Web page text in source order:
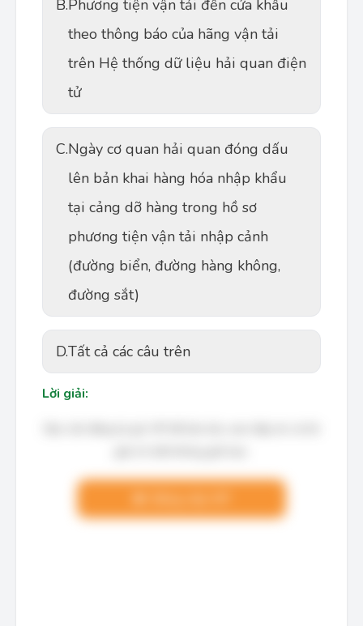
B.Phương tiện vận tải đến cửa khẩu
theo thông báo của hãng vận tải
trên Hệ thống dữ liệu hải quan điện
tử
C.Ngày cơ quan hải quan đóng dấu
lên bản khai hàng hóa nhập khẩu
tại cảng dỡ hàng trong hồ sơ
phương tiện vận tải nhập cảnh
(đường biển, đường hàng không,
đường sắt)
D.Tất cả các câu trên
Lời giải: